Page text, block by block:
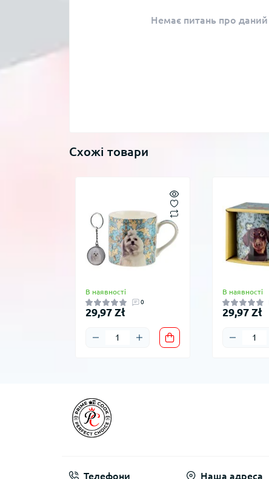
Немає питань про даний
Схожі товари
В наявності
0
29,97 Zł
В наявності
29,97 Zł
Телефони Наша адреса